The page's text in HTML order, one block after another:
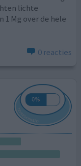
lichte
1 Mg over de hele
0 reacties